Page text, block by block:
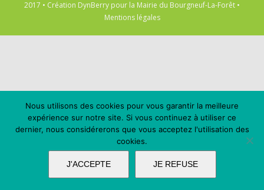
2017 • Création DynBerry pour la Mairie du Bourgneuf-La-Forêt •
Mentions légales
Nous utilisons des cookies pour vous garantir la meilleure
expérience sur notre site. Si vous continuez à utiliser ce
dernier, nous considérerons que vous acceptez l'utilisation des
cookies.
J'ACCEPTE JE REFUSE